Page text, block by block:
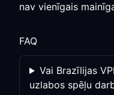
nav vienīgais
FAQ
Vai Brazīlijas
uzlabos spēļu